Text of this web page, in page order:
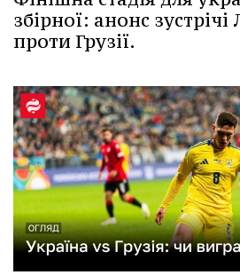
збірної: анонс зустрічі
проти Грузії.